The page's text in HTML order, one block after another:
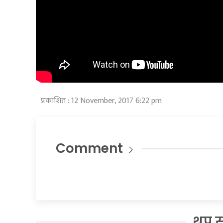
प्रकाशित : 12 November, 2017 6:22 pm
Comment